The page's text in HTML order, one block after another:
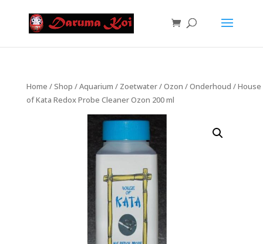
Home /Shop /Aquarium / Zoetwater/Ozon /Onderhoud / House
of Kata Redox Probe Cleaner Ozon 200 ml